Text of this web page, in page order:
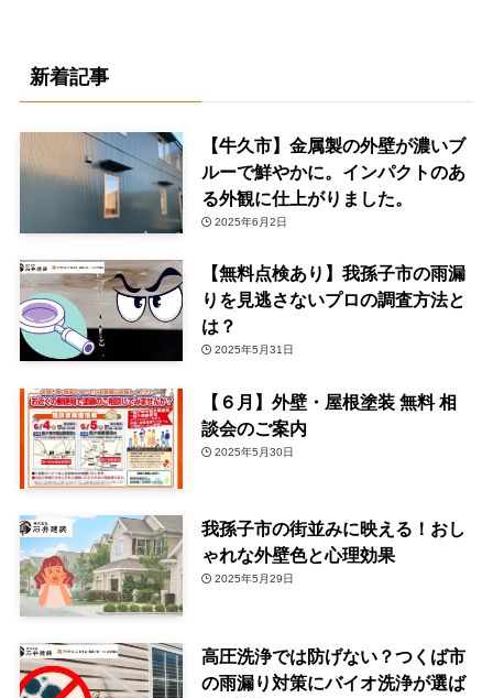
新着記事
【牛久市】金属製の外壁が濃いブ
ルーで鮮やかに。インパクトのあ
る外観に仕上がりました。
2025年6月2日
【無料点検あり】我孫子市の雨漏
りを見逃さないプロの調査方法と
は？
2025年5月31日
【６月】外壁・屋根塗装 無料 相
談会のご案内
2025年5月30日
我孫子市の街並みに映える！おし
ゃれな外壁色と心理効果
2025年5月29日
高圧洗浄では防げない？つくば市
の雨漏り対策にバイオ洗浄が選ば